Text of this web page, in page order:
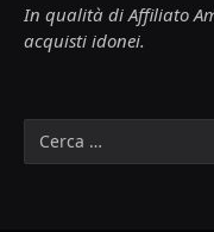
In qualità di Affiliato
acquisti idonei.